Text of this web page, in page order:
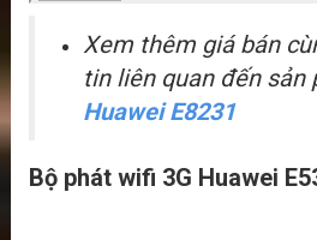
Xem thêm giá bán
tin liên quan đến sản
Huawei E8231
Bộ phát wifi 3G Huawei